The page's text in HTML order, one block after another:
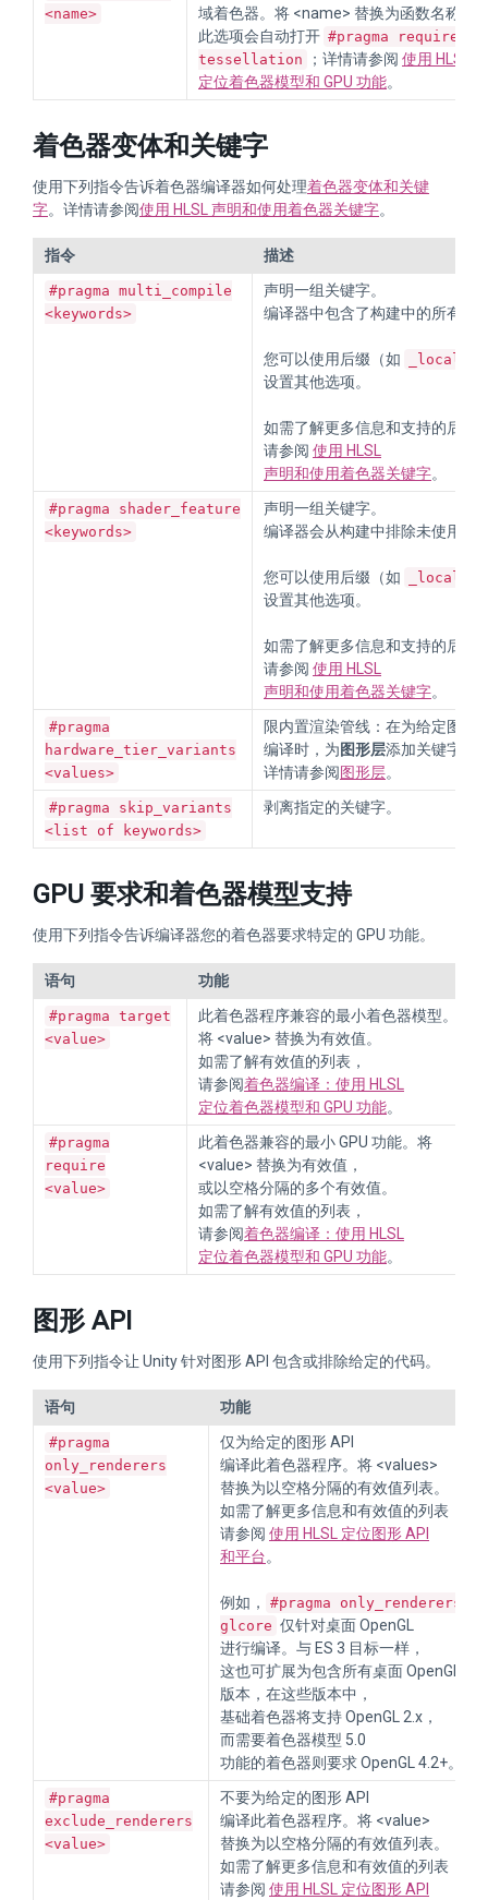
<name>
域着色器。将 <name> 替换为函数名称。
此选项会自动打开 #pragma require
tessellation
；详情请参阅 使用 HLSL
定位着色器模型和 GPU 功能。
着色器变体和关键字
使用下列指令告诉着色器编译器如何处理着色器变体和关键
字。详情请参阅使用 HLSL 声明和使用着色器关键字。
指令 描述
#pragma multi_compile
<keywords>
声明一组关键字。
编译器中包含了构建中的所有关
您可以使用后缀（如 _local
设置其他选项。
如需了解更多信息和支持的后缀
请参阅 使用 HLSL
声明和使用着色器关键字。
#pragma shader_feature
<keywords>
声明一组关键字。
编译器会从构建中排除未使用的
您可以使用后缀（如 _local
设置其他选项。
如需了解更多信息和支持的后缀
请参阅 使用 HLSL
声明和使用着色器关键字。
#pragma
hardware_tier_variants
<values>
限内置渲染管线：在为给定图形
编译时，为图形层添加关键字。
详情请参阅图形层。
#pragma skip_variants
<list of keywords>
剥离指定的关键字。
GPU 要求和着色器模型支持
使用下列指令告诉编译器您的着色器要求特定的 GPU 功能。
语句 功能
#pragma target
<value>
此着色器程序兼容的最小着色器模型。
将 <value> 替换为有效值。
如需了解有效值的列表，
请参阅着色器编译：使用 HLSL
定位着色器模型和 GPU 功能。
#pragma
require
<value>
此着色器兼容的最小 GPU 功能。将
<value> 替换为有效值，
或以空格分隔的多个有效值。
如需了解有效值的列表，
请参阅着色器编译：使用 HLSL
定位着色器模型和 GPU 功能。
图形 API
使用下列指令让 Unity 针对图形 API 包含或排除给定的代码。
语句 功能
#pragma
only_renderers
<value>
仅为给定的图形 API
编译此着色器程序。将 <values>
替换为以空格分隔的有效值列表。
如需了解更多信息和有效值的列表，
请参阅 使用 HLSL 定位图形 API
和平台。
例如，
#pragma only_renderers
glcore 仅针对桌面 OpenGL
进行编译。与 ES 3 目标一样，
这也可扩展为包含所有桌面 OpenGL
版本，在这些版本中，
基础着色器将支持 OpenGL 2.x，
而需要着色器模型 5.0
功能的着色器则要求 OpenGL 4.2+。
#pragma
exclude_renderers
<value>
不要为给定的图形 API
编译此着色器程序。将 <value>
替换为以空格分隔的有效值列表。
如需了解更多信息和有效值的列表，
请参阅 使用 HLSL 定位图形 API